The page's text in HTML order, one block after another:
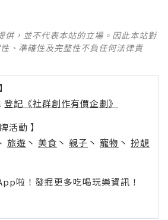
供，並不代表本站的立場。因此本站對
、準確性及完整性不負任何法律責
登記《社群創作有價企劃》
活動 】
旅遊 丶 美食 丶 親子 丶 寵物 丶 扮靚
啦！發掘更多吃喝玩樂資訊！